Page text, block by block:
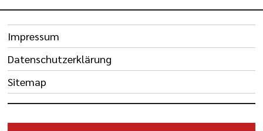
Impressum
Datenschutzerklärung
Sitemap